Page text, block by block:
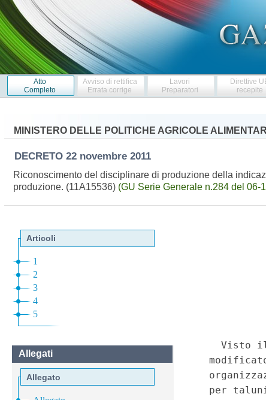
Atto
Completo
Avviso di rettifica
Errata corrige
Lavori
Preparatori
Direttive
recepite
MINISTERO DELLE POLITICHE AGRICOLE
DECRETO 22 novembre 2011
Riconoscimento del disciplinare di produzione della
produzione. (11A15536) (GU Serie Generale n.284 del 06-